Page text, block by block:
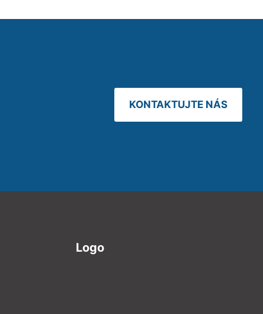
KONTAKTUJTE NÁS
Logo